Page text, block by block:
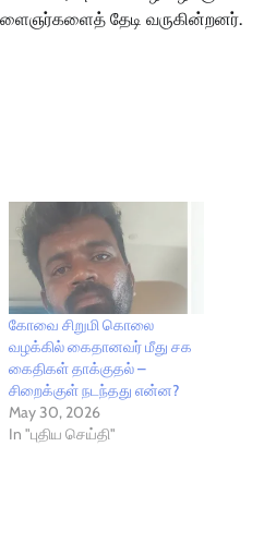
தேடி வருகின்றனர்.
கோவை சிறுமி கொலை
வழக்கில் கைதானவர் மீது சக
கைதிகள் தாக்குதல் –
சிறைக்குள் நடந்தது என்ன?
May 30, 2026
In "புதிய செய்தி"